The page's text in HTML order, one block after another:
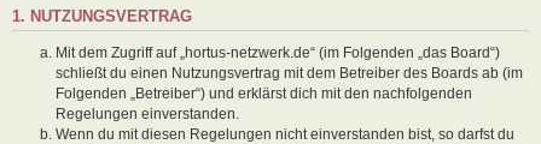
1. NUTZUNGSVERTRAG
Mit dem Zugriff auf „hortus-netzwerk.de“ (im Folgenden „das Board“)
schließt du einen Nutzungsvertrag mit dem Betreiber des Boards ab (im
Folgenden „Betreiber“) und erklärst dich mit den nachfolgenden
Regelungen einverstanden.
Wenn du mit diesen Regelungen nicht einverstanden bist, so darfst du